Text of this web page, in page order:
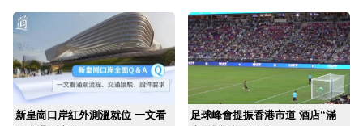
新皇崗口岸紅外測溫就位 一文看
足球峰會提振香港市道 酒店“滿